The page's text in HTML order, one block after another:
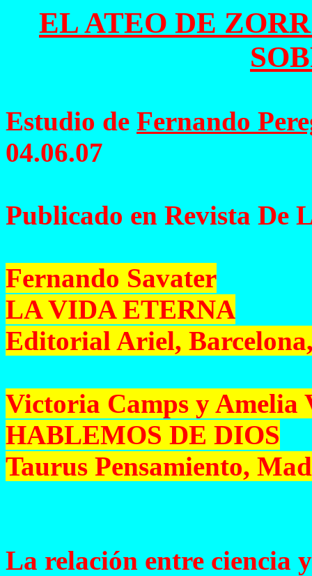
EL ATEO DE
Estudio de Fernando
04.06.07
Publicado en Revista De
Fernando Savater
LA VIDA ETERNA
Editorial Ariel,
Victoria Camps y Amelia
HABLEMOS DE DIOS
Taurus Pensamiento,
La relación entre ciencia